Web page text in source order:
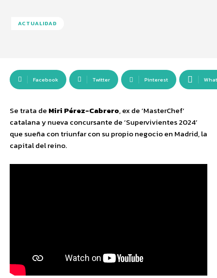
ACTUALIDAD
Facebook Twitter Pinterest
Se trata de Miri Pérez-Cabrero, ex de ‘MasterChef’
catalana y nueva concursante de ‘Supervivientes 2024’
que sueña con triunfar con su propio negocio en Madrid, la
capital del reino.